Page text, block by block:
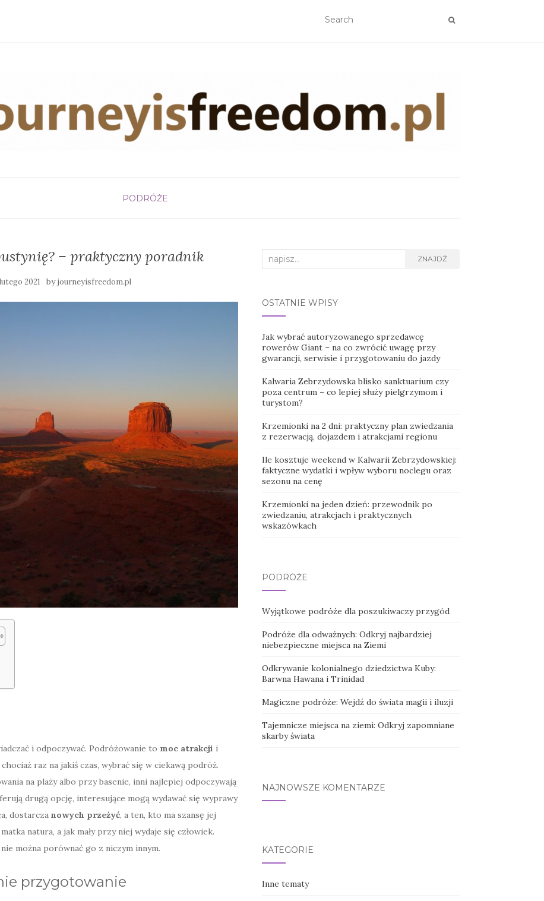
PODRÓŻE
– praktyczny poradnik
2021 byjourneyisfreedom.pl
i odpoczywać. Podróżowanie to moc atrakcji i
raz na jakiś czas, wybrać się w ciekawą podróż.
na plaży albo przy basenie, inni najlepiej odpoczywają
drugą opcję, interesujące mogą wydawać się wyprawy
dostarcza nowych przeżyć, a ten, kto ma szansę jej
natura, a jak mały przy niej wydaje się człowiek.
można porównać go z niczym innym.
przygotowanie
Search
ZNAJDŹ
OSTATNIE WPISY
Jak wybrać autoryzowanego sprzedawcę
rowerów Giant – na co zwrócić uwagę przy
gwarancji, serwisie i przygotowaniu do jazdy
Kalwaria Zebrzydowska blisko sanktuarium czy
poza centrum – co lepiej służy pielgrzymom i
turystom?
Krzemionki na 2 dni: praktyczny plan zwiedzania
z rezerwacją, dojazdem i atrakcjami regionu
Ile kosztuje weekend w Kalwarii Zebrzydowskiej:
faktyczne wydatki i wpływ wyboru noclegu oraz
sezonu na cenę
Krzemionki na jeden dzień: przewodnik po
zwiedzaniu, atrakcjach i praktycznych
wskazówkach
PODRÓŻE
Wyjątkowe podróże dla poszukiwaczy przygód
Podróże dla odważnych: Odkryj najbardziej
niebezpieczne miejsca na Ziemi
Odkrywanie kolonialnego dziedzictwa Kuby:
Barwna Hawana i Trinidad
Magiczne podróże: Wejdź do świata magii i iluzji
Tajemnicze miejsca na ziemi: Odkryj zapomniane
skarby świata
NAJNOWSZE KOMENTARZE
KATEGORIE
Inne tematy